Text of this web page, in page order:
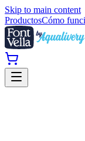
Skip to main content
ProductosCómo